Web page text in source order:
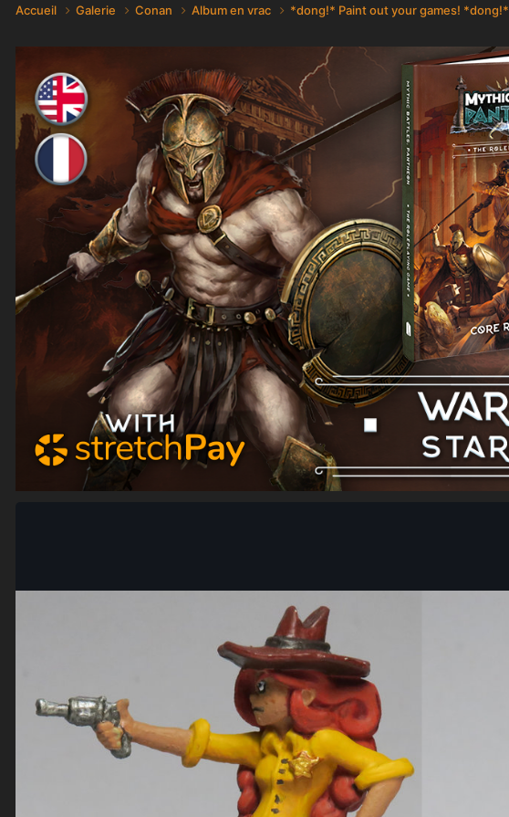
Accueil Galerie Conan Album en vrac *dong!* Paint out your games! *dong!*